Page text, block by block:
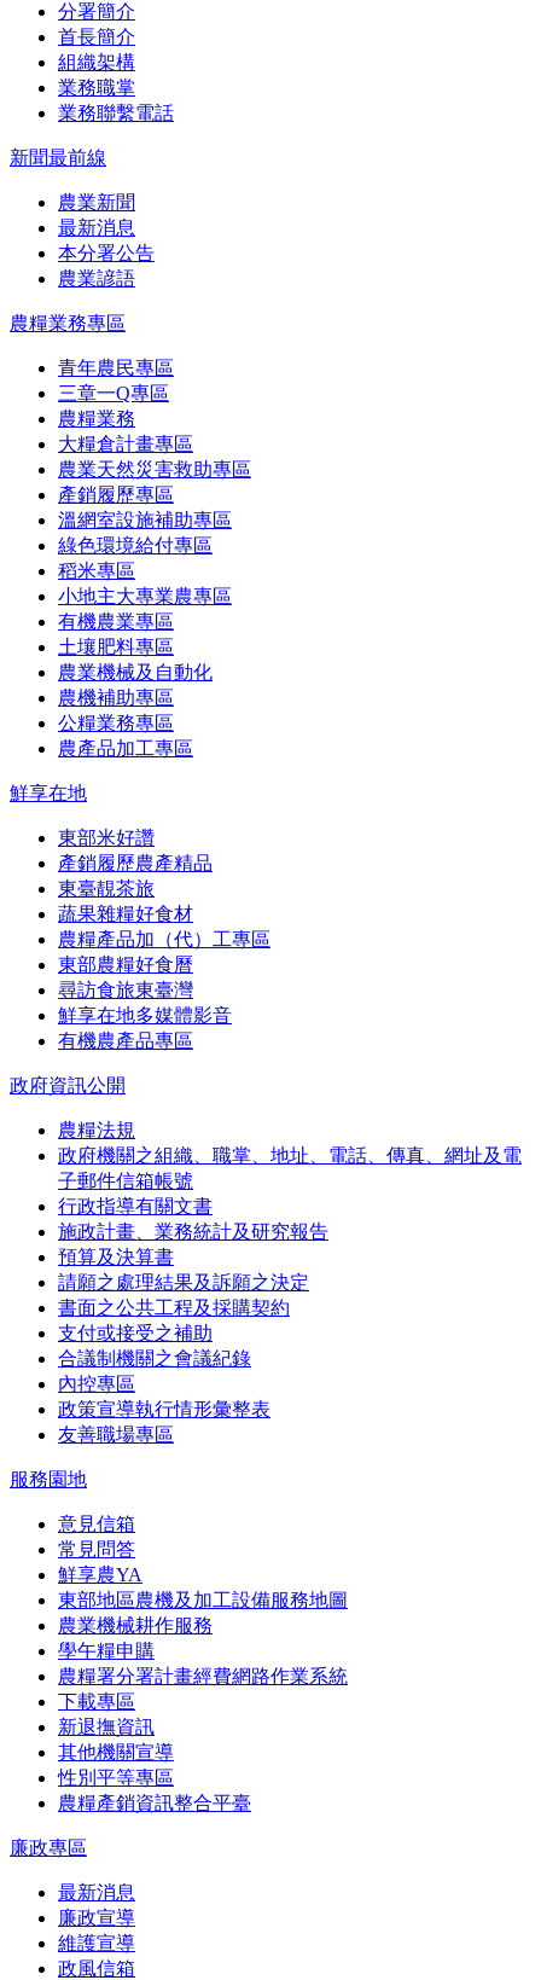
分署簡介
首長簡介
組織架構
業務職掌
業務聯繫電話
新聞最前線
農業新聞
最新消息
本分署公告
農業諺語
農糧業務專區
青年農民專區
三章一Q專區
農糧業務
大糧倉計畫專區
農業天然災害救助專區
產銷履歷專區
溫網室設施補助專區
綠色環境給付專區
稻米專區
小地主大專業農專區
有機農業專區
土壤肥料專區
農業機械及自動化
農機補助專區
公糧業務專區
農產品加工專區
鮮享在地
東部米好讚
產銷履歷農產精品
東臺靚茶旅
蔬果雜糧好食材
農糧產品加（代）工專區
東部農糧好食曆
尋訪食旅東臺灣
鮮享在地多媒體影音
有機農產品專區
政府資訊公開
農糧法規
政府機關之組織、職掌、地址、電話、傳真、網址及電
子郵件信箱帳號
行政指導有關文書
施政計畫、業務統計及研究報告
預算及決算書
請願之處理結果及訴願之決定
書面之公共工程及採購契約
支付或接受之補助
合議制機關之會議紀錄
內控專區
政策宣導執行情形彙整表
友善職場專區
服務園地
意見信箱
常見問答
鮮享農YA
東部地區農機及加工設備服務地圖
農業機械耕作服務
學午糧申購
農糧署分署計畫經費網路作業系統
下載專區
新退撫資訊
其他機關宣導
性別平等專區
農糧產銷資訊整合平臺
廉政專區
最新消息
廉政宣導
維護宣導
政風信箱